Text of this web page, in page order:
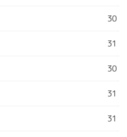
30
31
30
31
31